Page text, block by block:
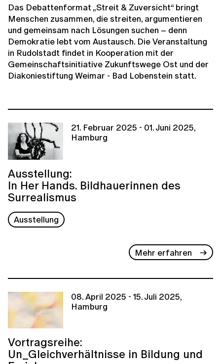
Das Debattenformat „Streit & Zuversicht“ bringt
Menschen zusammen, die streiten, argumentieren
und gemeinsam nach Lösungen suchen – denn
Demokratie lebt vom Austausch. Die Veranstaltung
in Rudolstadt findet in Kooperation mit der
Gemeinschaftsinitiative Zukunftswege Ost und der
Diakoniestiftung Weimar - Bad Lobenstein statt.
21. Februar 2025 - 01. Juni 2025,
Hamburg
Ausstellung:
In Her Hands. Bildhauerinnen des
Surrealismus
Ausstellung
Mehr erfahren
08. April 2025 - 15. Juli 2025,
Hamburg
Vortragsreihe:
Un_Gleichverhältnisse in Bildung und